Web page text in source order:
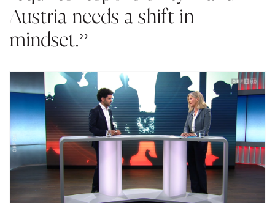
Austria needs a shift in
mindset.”